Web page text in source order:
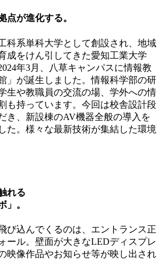
点が進化する。
科系単科大学として創設され、地域
成をけん引してきた愛知工業大学
年3月、八草キャンパスに情報教
」が誕生しました。情報科学部の研
生や教職員の交流の場、学外への情
も持っています。今回は校舎設計段
き、新設棟のAV機器全般の導入を
た。様々な最新技術が集結した環境
れる
」。
び込んでくるのは、エントランス正
ール。壁面が大きなLEDディスプレ
映像作品やお知らせ等が映し出され